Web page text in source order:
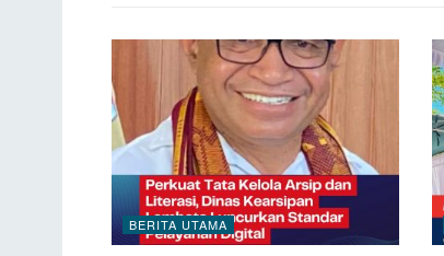
BERITA UTAMA